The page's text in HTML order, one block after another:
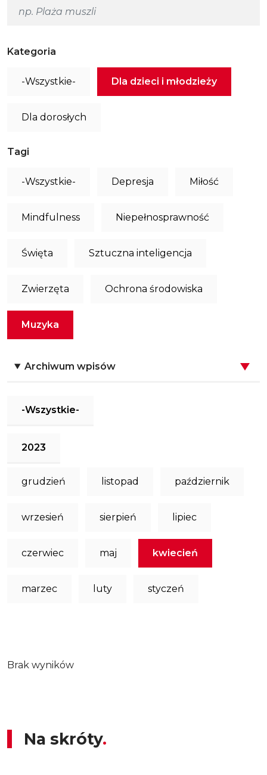
Kategoria
-Wszystkie- Dla dzieci i młodzieży
Dla dorosłych
Tagi
-Wszystkie- Depresja Miłość
Mindfulness Niepełnosprawność
Święta Sztuczna inteligencja
Zwierzęta Ochrona środowiska
Muzyka
Archiwum wpisów
-Wszystkie-
2023
grudzień listopad październik
wrzesień sierpień lipiec
czerwiec maj kwiecień
marzec luty styczeń
Brak wyników
Na skróty